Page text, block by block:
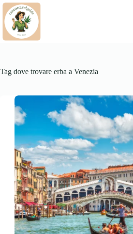
Skip
content
Tag dove trovare erba a Venezia